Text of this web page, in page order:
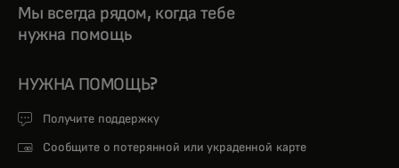
Мы всегда рядом, когда тебе
нужна помощь
НУЖНА ПОМОЩЬ?
Получите поддержку
Сообщите о потерянной или украденной карте